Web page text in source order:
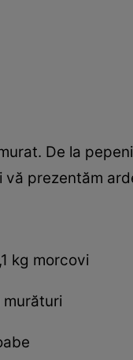
De la
prezentăm
kg morcovi